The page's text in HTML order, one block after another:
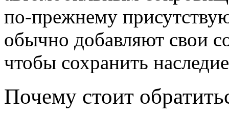
по-прежнему
обычно добавляют свои
чтобы сохранить
Почему стоит